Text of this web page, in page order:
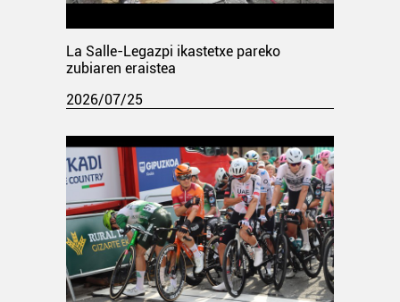
La Salle-Legazpi ikastetxe pareko
zubiaren eraistea
2026/07/25